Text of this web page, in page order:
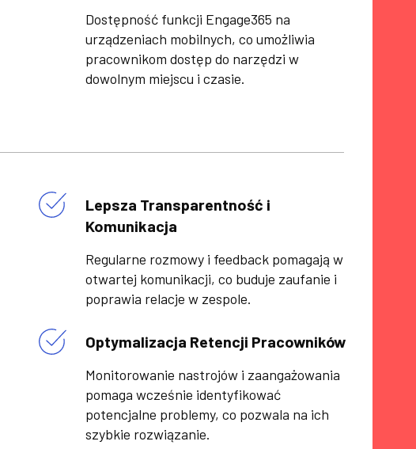
Dostępność funkcji Engage365 na
urządzeniach mobilnych, co umożliwia
pracownikom dostęp do narzędzi w
dowolnym miejscu i czasie.
Lepsza Transparentność i
Komunikacja
Regularne rozmowy i feedback pomagają w
otwartej komunikacji, co buduje zaufanie i
poprawia relacje w zespole.
Optymalizacja Retencji Pracowników
Monitorowanie nastrojów i zaangażowania
pomaga wcześnie identyfikować
potencjalne problemy, co pozwala na ich
szybkie rozwiązanie.